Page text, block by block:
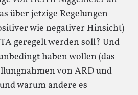
über jetzige Regelungen
wie negativer Hinsicht)
geregelt werden soll? Und
haben wollen (das
von ARD und
warum andere es